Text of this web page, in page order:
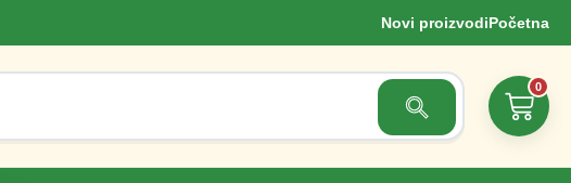
Novi proizvodiPočetna
Search Button
0